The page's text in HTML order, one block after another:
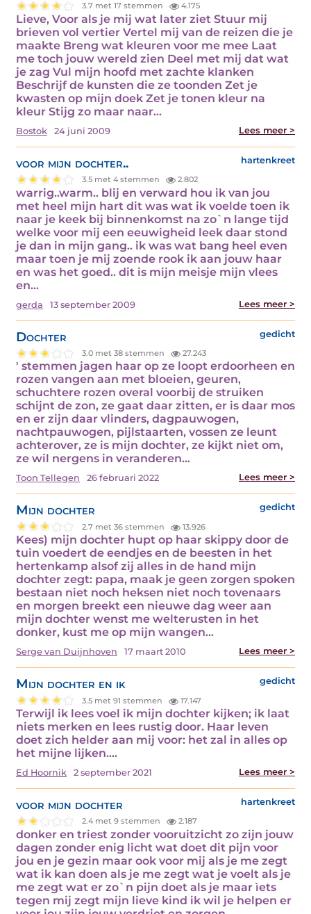
3.7 met 17 stemmen 4.175
Lieve, Voor als je mij wat later ziet Stuur mij
brieven vol vertier Vertel mij van de reizen die je
maakte Breng wat kleuren voor me mee Laat
me toch jouw wereld zien Deel met mij dat wat
je zag Vul mijn hoofd met zachte klanken
Beschrijf de kunsten die ze toonden Zet je
kwasten op mijn doek Zet je tonen kleur na
kleur Stijg zo maar naar…
Bostok 24 juni 2009 Lees meer >
voor mijn dochter.. hartenkreet
3.5 met 4 stemmen 2.802
warrig..warm.. blij en verward hou ik van jou
met heel mijn hart dit was wat ik voelde toen ik
naar je keek bij binnenkomst na zo`n lange tijd
welke voor mij een eeuwigheid leek daar stond
je dan in mijn gang.. ik was wat bang heel even
maar toen je mij zoende rook ik aan jouw haar
en was het goed.. dit is mijn meisje mijn vlees
en…
gerda 13 september 2009 Lees meer >
Dochter gedicht
3.0 met 38 stemmen 27.243
' stemmen jagen haar op ze loopt erdoorheen en
rozen vangen aan met bloeien, geuren,
schuchtere rozen overal voorbij de struiken
schijnt de zon, ze gaat daar zitten, er is daar mos
en er zijn daar vlinders, dagpauwogen,
nachtpauwogen, pijlstaarten, vossen ze leunt
achterover, ze is mijn dochter, ze kijkt niet om,
ze wil nergens in veranderen…
Toon Tellegen 26 februari 2022 Lees meer >
Mijn dochter gedicht
2.7 met 36 stemmen 13.926
Kees) mijn dochter hupt op haar skippy door de
tuin voedert de eendjes en de beesten in het
hertenkamp alsof zij alles in de hand mijn
dochter zegt: papa, maak je geen zorgen spoken
bestaan niet noch heksen niet noch tovenaars
en morgen breekt een nieuwe dag weer aan
mijn dochter wenst me welterusten in het
donker, kust me op mijn wangen…
Serge van Duijnhoven 17 maart 2010 Lees meer >
Mijn dochter en ik gedicht
3.5 met 91 stemmen 17.147
Terwijl ik lees voel ik mijn dochter kijken; ik laat
niets merken en lees rustig door. Haar leven
doet zich helder aan mij voor: het zal in alles op
het mijne lijken.…
Ed Hoornik 2 september 2021 Lees meer >
voor mijn dochter hartenkreet
2.4 met 9 stemmen 2.187
donker en triest zonder vooruitzicht zo zijn jouw
dagen zonder enig licht wat doet dit pijn voor
jou en je gezin maar ook voor mij als je me zegt
wat ik kan doen als je me zegt wat je voelt als je
me zegt wat er zo`n pijn doet als je maar ìets
tegen mij zegt mijn lieve kind ik wil je helpen er